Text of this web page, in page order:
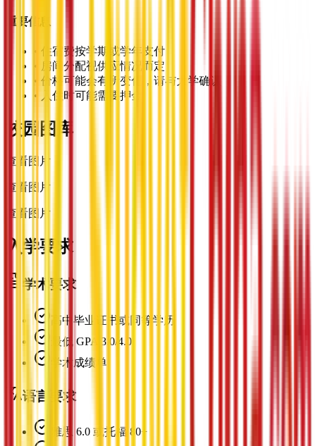
重要信息
住宿费按学期或学年支付
• 房间分配视供应情况而定
• 价格可能会有所变化，请与大学确认
• 入住时可能需要押金
校园图库
查看图片
查看图片
查看图片
入学要求
学术要求
高中毕业证书或同等学历
最低 GPA 3.0/4.0
学术成绩单
语言要求
雅思 6.0 或托福 80+